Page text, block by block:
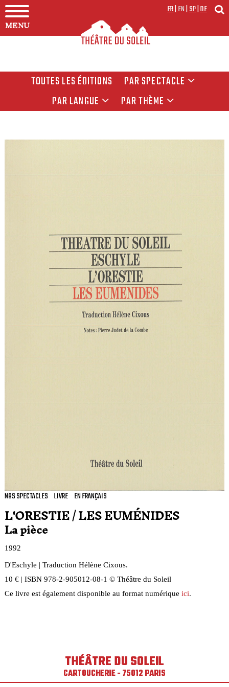
MENU
FR|EN|SP|DE
TOUTES LES ÉDITIONS
PAR SPECTACLE
PAR LANGUE
PAR THÈME
NOS SPECTACLES LIVRE EN FRANÇAIS
L'ORESTIE / LES EUMÉNIDES
La pièce
1992
D'Eschyle | Traduction Hélène Cixous.
10 € | ISBN 978-2-905012-08-1 © Théâtre du Soleil
Ce livre est également disponible au format numérique ici.
THÉÂTRE DU SOLEIL
CARTOUCHERIE - 75012 PARIS